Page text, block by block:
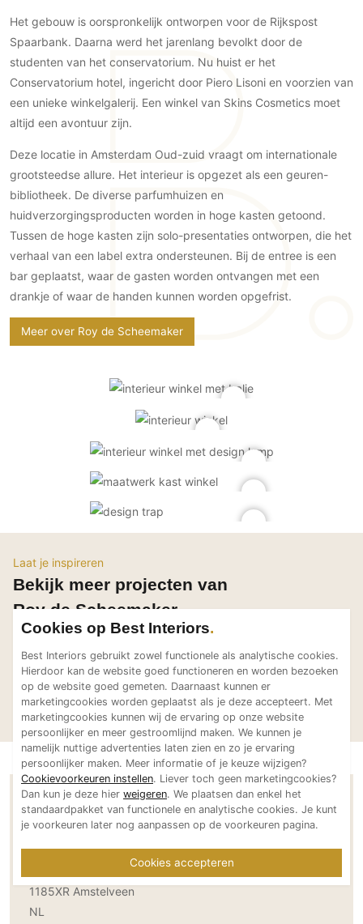
Keukenaccessoires
Keukenkranen
Ramen en deuren
Binnendeuren
Aluminium deuren
Houten deuren
Stalen deuren
Systeemwanden
Deurbeslag
Raambeslag
Vloer
Vloeren
Natuursteen en keramiek vloeren
Beton Ciré
Behang / Wandtextiel
Natuursteen en keramiek
Leer
Schilderwerk
Stucwerk
Spuitwerk
Technologie
Audio/Video
Thuisbioscoop
Domotica
Wifi
Gevelstenen
Houten gevelbekleding
Schilderwerk buiten
Zonwering buiten
Zakelijk
Horeca
Kantoor
Het gebouw is oorspronkelijk ontworpen voor de Rijkspost
Spaarbank. Daarna werd het jarenlang bevolkt door de
studenten van het conservatorium. Nu huist er het
Conservatorium hotel, ingericht door Piero Lisoni en voorzien van
een unieke winkelgalerij. Een winkel van Skins Cosmetics moet
altijd een avontuur zijn.
Deze locatie in Amsterdam Oud-zuid vraagt om internationale
grootsteedse allure. Het interieur is opgezet als een geuren-
bibliotheek. De diverse parfumhuizen en
huidverzorgingsproducten worden in hoge kasten getoond.
Tussen de hoge kasten zijn solo-presentaties ontworpen, die het
verhaal van een label extra ondersteunen. Bij de entree is een
bar geplaatst, waar de gasten worden ontvangen met een
drankje of waar de handen kunnen worden opgefrist.
Meer over Roy de Scheemaker
Laat je inspireren
Bekijk meer projecten van
Roy de Scheemaker
Roy de ScheemakerStadsvilla HaarlemRoy de ScheemakerJaren
Contactgegevens Roy de Scheemaker
Adresgegevens
1185XR Amstelveen
NL
Cookies op Best Interiors
Best Interiors gebruikt zowel functionele als analytische cookies.
Hierdoor kan de website goed functioneren en worden bezoeken
op de website goed gemeten. Daarnaast kunnen er
marketingcookies worden geplaatst als je deze accepteert. Met
marketingcookies kunnen wij de ervaring op onze website
persoonlijker en meer gestroomlijnd maken. We kunnen je
namelijk nuttige advertenties laten zien en zo je ervaring
persoonlijker maken. Meer informatie of je keuze wijzigen?
Cookievoorkeuren instellen. Liever toch geen marketingcookies?
Dan kun je deze hier weigeren. We plaatsen dan enkel het
standaardpakket van functionele en analytische cookies. Je kunt
je voorkeuren later nog aanpassen op de voorkeuren pagina.
Cookies accepteren